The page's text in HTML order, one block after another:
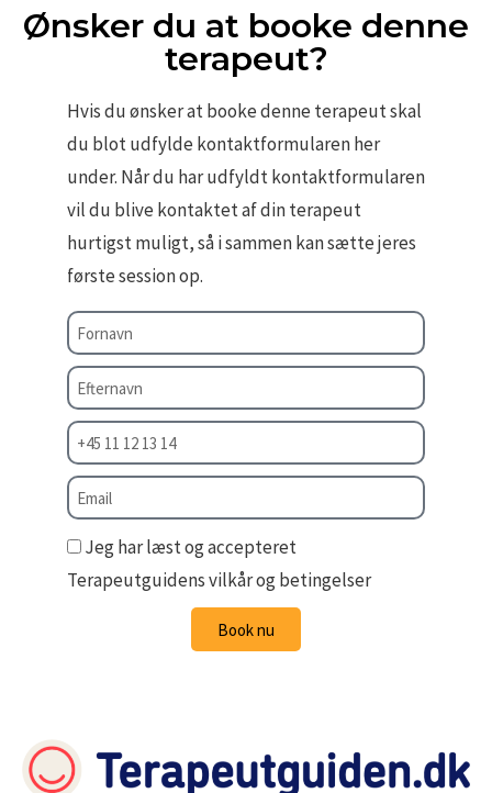
Ønsker du at booke denne
terapeut?
Hvis du ønsker at booke denne terapeut skal
du blot udfylde kontaktformularen her
under. Når du har udfyldt kontaktformularen
vil du blive kontaktet af din terapeut
hurtigst muligt, så i sammen kan sætte jeres
første session op.
Jeg har læst og accepteret
Terapeutguidens vilkår og betingelser
Book nu